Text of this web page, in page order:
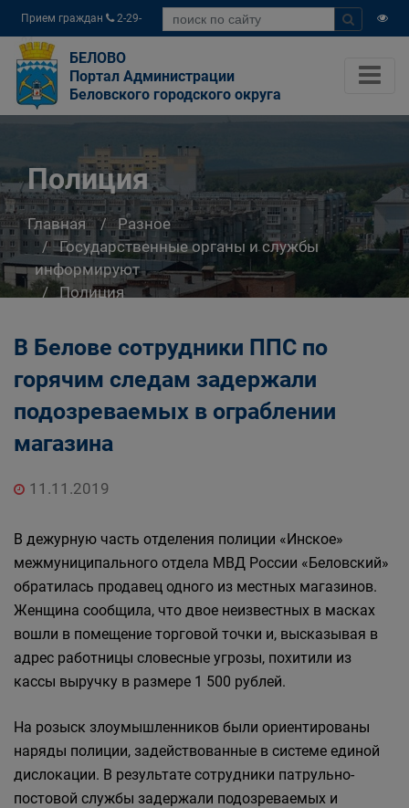
Прием граждан
2-29-
04
БЕЛОВО
Портал Администрации
Беловского городского округа
Полиция
Главная
Разное
Государственные органы и службы
информируют
Полиция
В Белове сотрудники ППС по
горячим следам задержали
подозреваемых в ограблении
магазина
11.11.2019
В дежурную часть отделения полиции «Инское»
межмуниципального отдела МВД России «Беловский»
обратилась продавец одного из местных магазинов.
Женщина сообщила, что двое неизвестных в масках
вошли в помещение торговой точки и, высказывая в
адрес работницы словесные угрозы, похитили из
кассы выручку в размере 1 500 рублей.
На розыск злоумышленников были ориентированы
наряды полиции, задействованные в системе единой
дислокации. В результате сотрудники патрульно-
постовой службы задержали подозреваемых и